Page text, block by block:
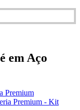
em Aço
Premium